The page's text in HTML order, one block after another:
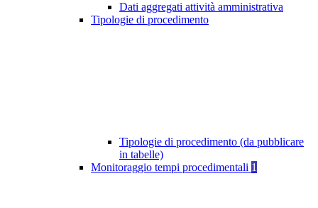
Dati aggregati attività amministrativa
Tipologie di procedimento
Tipologie di procedimento (da pubblicare
in tabelle)
Monitoraggio tempi procedimentali 1